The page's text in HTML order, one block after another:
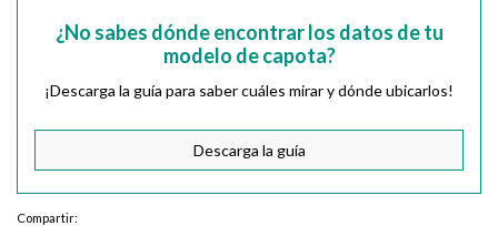
¿No sabes dónde encontrar los datos de tu
modelo de capota?
¡Descarga la guía para saber cuáles mirar y dónde ubicarlos!
Descarga la guía
Compartir: